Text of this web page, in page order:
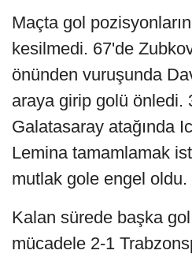
Maçta gol
kesilmedi. 67'de
önünden vuruşunda
araya girip golü önledi.
Galatasaray atağında
Lemina tamamlamak
mutlak gole engel oldu.
Kalan sürede başka
mücadele 2-1